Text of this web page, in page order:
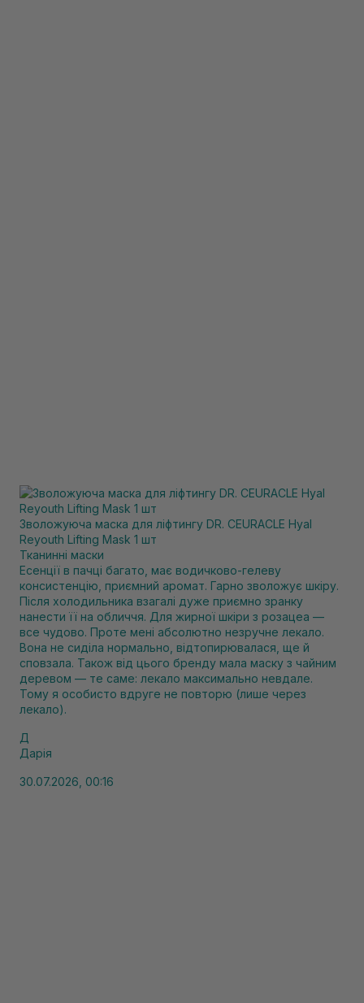
Зволожуюча маска для ліфтингу DR. CEURACLE Hyal
Reyouth Lifting Mask 1 шт
Тканинні маски
Есенції в пачці багато, має водичково-гелеву
консистенцію, приємний аромат. Гарно зволожує шкіру.
Після холодильника взагалі дуже приємно зранку
нанести її на обличчя. Для жирної шкіри з розацеа —
все чудово. Проте мені абсолютно незручне лекало.
Вона не сиділа нормально, відтопирювалася, ще й
сповзала. Також від цього бренду мала маску з чайним
деревом — те саме: лекало максимально невдале.
Тому я особисто вдруге не повторю (лише через
лекало).
Д
Дарія
30.07.2026, 00:16